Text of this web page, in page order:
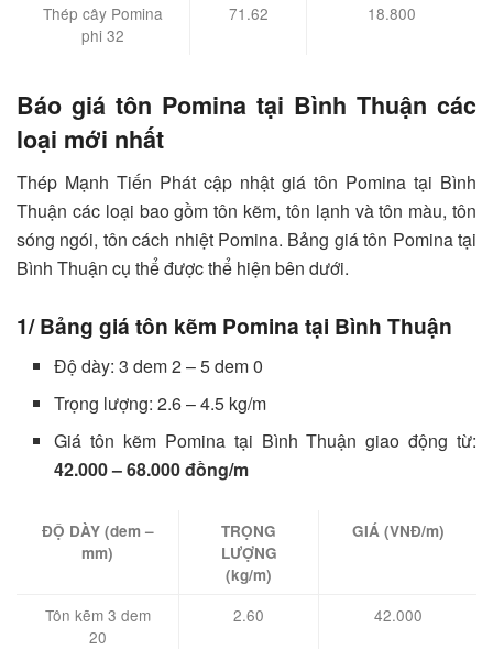
Thép cây Pomina
phi 32
71.62 18.800
Báo giá tôn Pomina tại Bình Thuận các
loại mới nhất
Thép Mạnh Tiến Phát cập nhật giá tôn Pomina tại Bình
Thuận các loại bao gồm tôn kẽm, tôn lạnh và tôn màu, tôn
sóng ngói, tôn cách nhiệt Pomina. Bảng giá tôn Pomina tại
Bình Thuận cụ thể được thể hiện bên dưới.
1/ Bảng giá tôn kẽm Pomina tại Bình Thuận
Độ dày: 3 dem 2 – 5 dem 0
Trọng lượng: 2.6 – 4.5 kg/m
Giá tôn kẽm Pomina tại Bình Thuận giao động từ:
42.000 – 68.000 đồng/m
ĐỘ DÀY (dem –
mm)
TRỌNG
LƯỢNG
(kg/m)
GIÁ (VNĐ/m)
Tôn kẽm 3 dem
20
2.60 42.000